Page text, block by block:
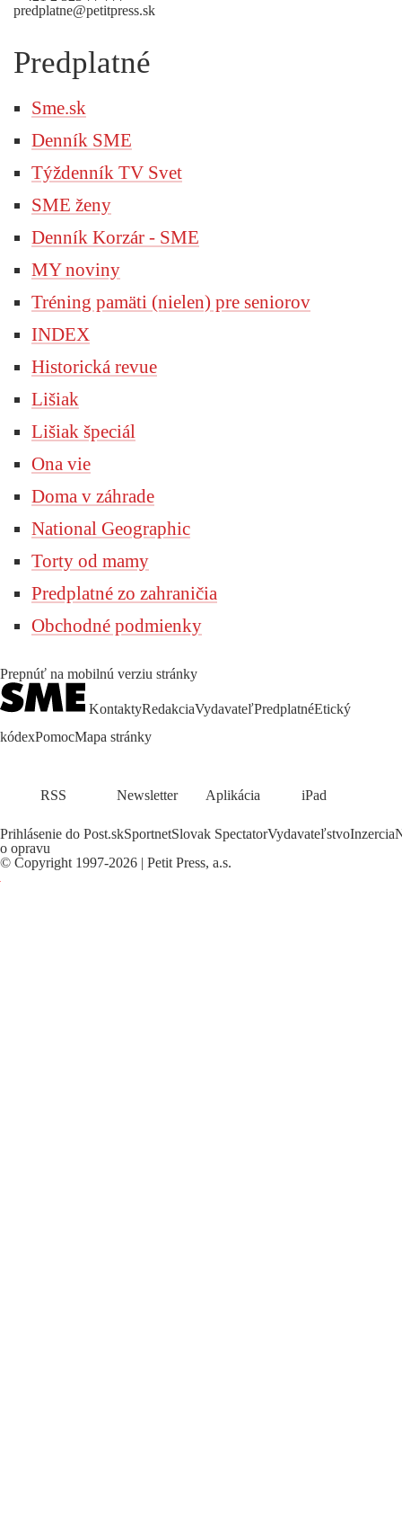
predplatne@petitpress.sk
Predplatné
Sme.sk
Denník SME
Týždenník TV Svet
SME ženy
Denník Korzár - SME
MY noviny
Tréning pamäti (nielen) pre seniorov
INDEX
Historická revue
Lišiak
Lišiak špeciál
Ona vie
Doma v záhrade
National Geographic
Torty od mamy
Predplatné zo zahraničia
Obchodné podmienky
Prepnúť na mobilnú verziu stránky
KontaktyRedakciaVydavateľPredplatnéEtický
kódexPomocMapa stránky
RSS Newsletter Aplikácia iPad
Prihlásenie do Post.skSportnetSlovak SpectatorVydavateľstvoInzercia
o opravu
© Copyright 1997-2026 | Petit Press, a.s.